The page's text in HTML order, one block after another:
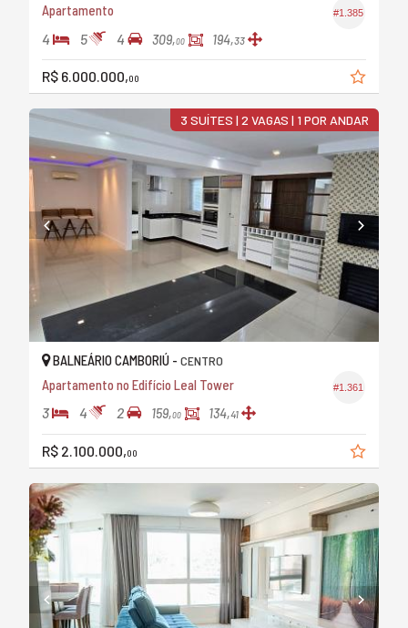
#1.385
Apartamento
4 5 4 309,00 194,33
R$ 6.000.000,00
3 SUÍTES | 2 VAGAS | 1 POR ANDAR
#1.361
BALNEÁRIO CAMBORIÚ - CENTRO
Apartamento no Edifício Leal Tower
3 4 2 159,00 134,41
R$ 2.100.000,00